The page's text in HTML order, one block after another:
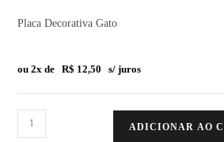
Placa Decorativa Gato
ou 2x de R$ 12,50 s/ juros
ADICIONAR AO